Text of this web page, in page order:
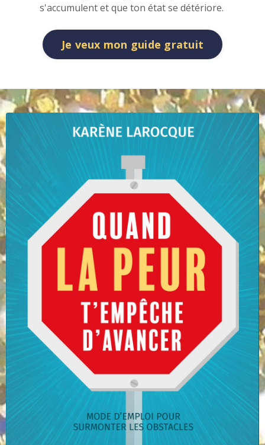
s'accumulent et que ton état se détériore.
Je veux mon guide gratuit